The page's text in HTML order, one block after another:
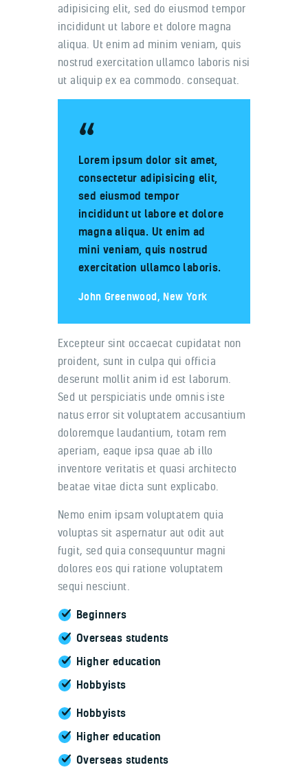
adipisicing elit, sed do eiusmod tempor
incididunt ut labore et dolore magna
aliqua. Ut enim ad minim veniam, quis
nostrud exercitation ullamco laboris nisi
ut aliquip ex ea commodo. consequat.
Lorem ipsum dolor sit amet,
consectetur adipisicing elit,
sed eiusmod tempor
incididunt ut labore et dolore
magna aliqua. Ut enim ad
mini veniam, quis nostrud
exercitation ullamco laboris.
John Greenwood, New York
Excepteur sint occaecat cupidatat non
proident, sunt in culpa qui officia
deserunt mollit anim id est laborum.
Sed ut perspiciatis unde omnis iste
natus error sit voluptatem accusantium
doloremque laudantium, totam rem
aperiam, eaque ipsa quae ab illo
inventore veritatis et quasi architecto
beatae vitae dicta sunt explicabo.
Nemo enim ipsam voluptatem quia
voluptas sit aspernatur aut odit aut
fugit, sed quia consequuntur magni
dolores eos qui ratione voluptatem
sequi nesciunt.
Beginners
Overseas students
Higher education
Hobbyists
Hobbyists
Higher education
Overseas students